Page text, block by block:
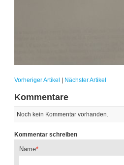
Vorheriger Artikel Nächster Artikel
Kommentare
Noch kein Kommentar vorhanden.
Kommentar schreiben
Name